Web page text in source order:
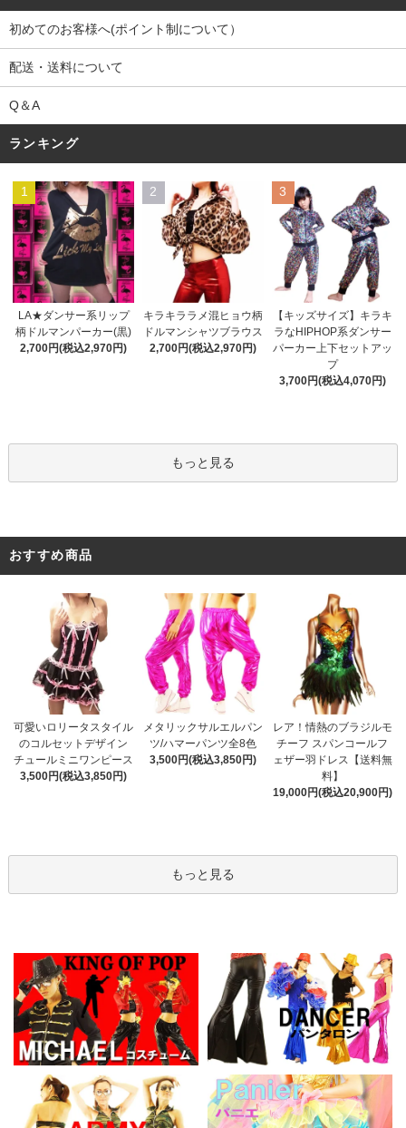
初めてのお客様へ(ポイント制について）
配送・送料について
Q＆A
ランキング
1
LA★ダンサー系リップ
柄ドルマンパーカー(黒)
2,700円(税込2,970円)
2
キラキララメ混ヒョウ柄
ドルマンシャツブラウス
2,700円(税込2,970円)
3
【キッズサイズ】キラキ
ラなHIPHOP系ダンサー
パーカー上下セットアッ
プ
3,700円(税込4,070円)
もっと見る
おすすめ商品
可愛いロリータスタイル
のコルセットデザイン
チュールミニワンピース
3,500円(税込3,850円)
メタリックサルエルパン
ツ/ハマーパンツ全8色
3,500円(税込3,850円)
レア！情熱のブラジルモ
チーフ スパンコールフ
ェザー羽ドレス【送料無
料】
19,000円(税込20,900円)
もっと見る